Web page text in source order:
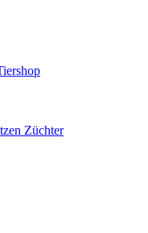
Züchter